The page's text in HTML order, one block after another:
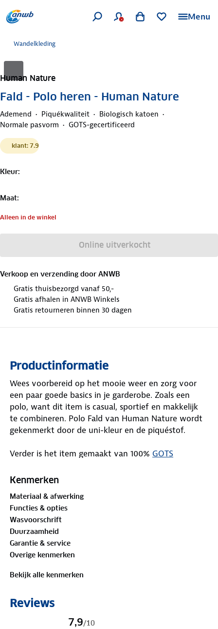
Menu
Wandelkleding
Human Nature
Fald - Polo heren - Human Nature
Ademend Piquékwaliteit
Biologisch katoen
Normale pasvorm
GOTS-gecertificeerd
klant: 7.9
Kleur:
Maat:
Alleen in de winkel
Online uitverkocht
Verkoop en verzending door ANWB
Gratis thuisbezorgd vanaf 50,-
Gratis afhalen in ANWB Winkels
Gratis retourneren binnen 30 dagen
Productinformatie
Wees voorbereid op het mooie weer en zorg voor
een paar goede basics in je garderobe. Zoals een
polo, want dit item is casual, sportief en makkelijk
te combineren. Polo Fald van Human Nature wordt
gekenmerkt door de uni-kleur en de piquéstof.
Verder is het item gemaakt van 100% GOTS
Textille Standard waarborgt de biologische status
met de ecologische en maatschappelijke
verantwoorde productie en etikettering van
producten.
Dit model is 184cm en draagt maat S
Kenmerken
Materiaal & afwerking
Functies & opties
Wasvoorschrift
Duurzaamheid
Garantie & service
Overige kenmerken
Bekijk alle kenmerken
Reviews
7,9/10